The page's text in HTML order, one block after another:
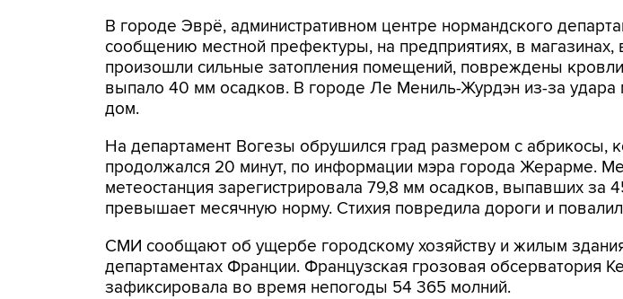
В городе Эврё, административном центре нормандского
сообщению местной префектуры, на предприятиях, в магазинах,
произошли сильные затопления помещений, повреждены
выпало 40 мм осадков. В городе Ле Мениль-Журдэн из-за удара
дом.
На департамент Вогезы обрушился град размером с абрикосы,
продолжался 20 минут, по информации мэра города Жерарме.
метеостанция зарегистрировала 79,8 мм осадков, выпавших за
превышает месячную норму. Стихия повредила дороги и
СМИ сообщают об ущербе городскому хозяйству и жилым
департаментах Франции. Французская грозовая обсерватория
зафиксировала во время непогоды 54 365 молний.